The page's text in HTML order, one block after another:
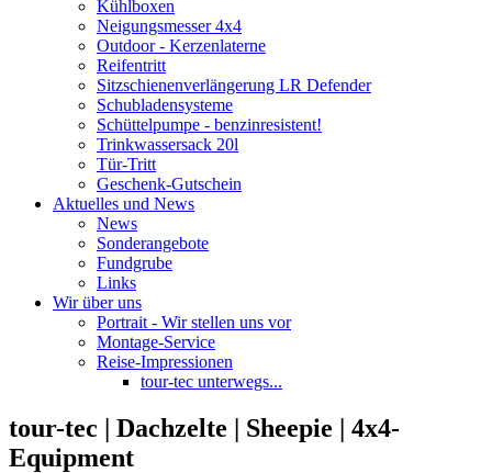
Kühlboxen
Neigungsmesser 4x4
Outdoor - Kerzenlaterne
Reifentritt
Sitzschienenverlängerung LR Defender
Schubladensysteme
Schüttelpumpe - benzinresistent!
Trinkwassersack 20l
Tür-Tritt
Geschenk-Gutschein
Aktuelles und News
News
Sonderangebote
Fundgrube
Links
Wir über uns
Portrait - Wir stellen uns vor
Montage-Service
Reise-Impressionen
tour-tec unterwegs...
tour-tec | Dachzelte | Sheepie | 4x4-
Equipment